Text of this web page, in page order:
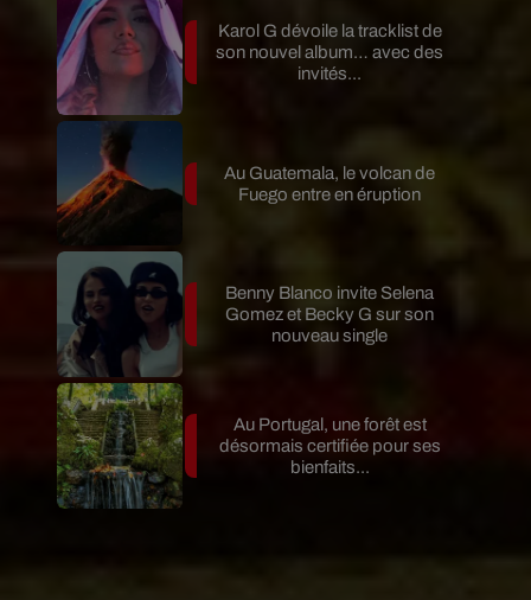
Karol G dévoile la tracklist de
son nouvel album… avec des
invités...
Au Guatemala, le volcan de
Fuego entre en éruption
Benny Blanco invite Selena
Gomez et Becky G sur son
nouveau single
Au Portugal, une forêt est
désormais certifiée pour ses
bienfaits...